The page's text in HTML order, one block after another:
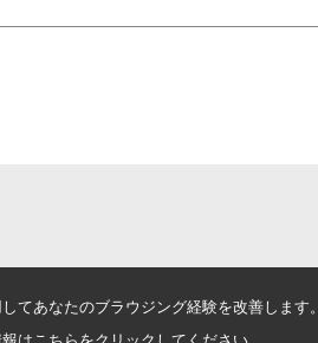
てあなたのブラウジング経験を改善します。